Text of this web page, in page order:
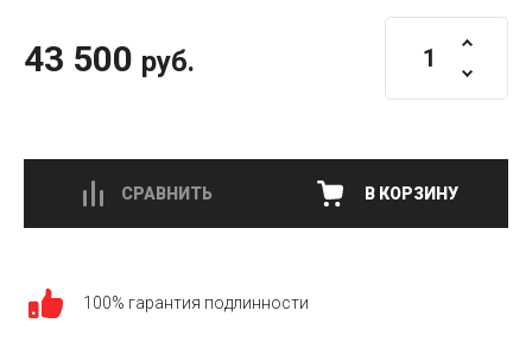
43 500 руб.
СРАВНИТЬ В КОРЗИНУ
100% гарантия подлинности